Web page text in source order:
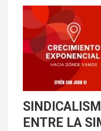
ENTRE LA